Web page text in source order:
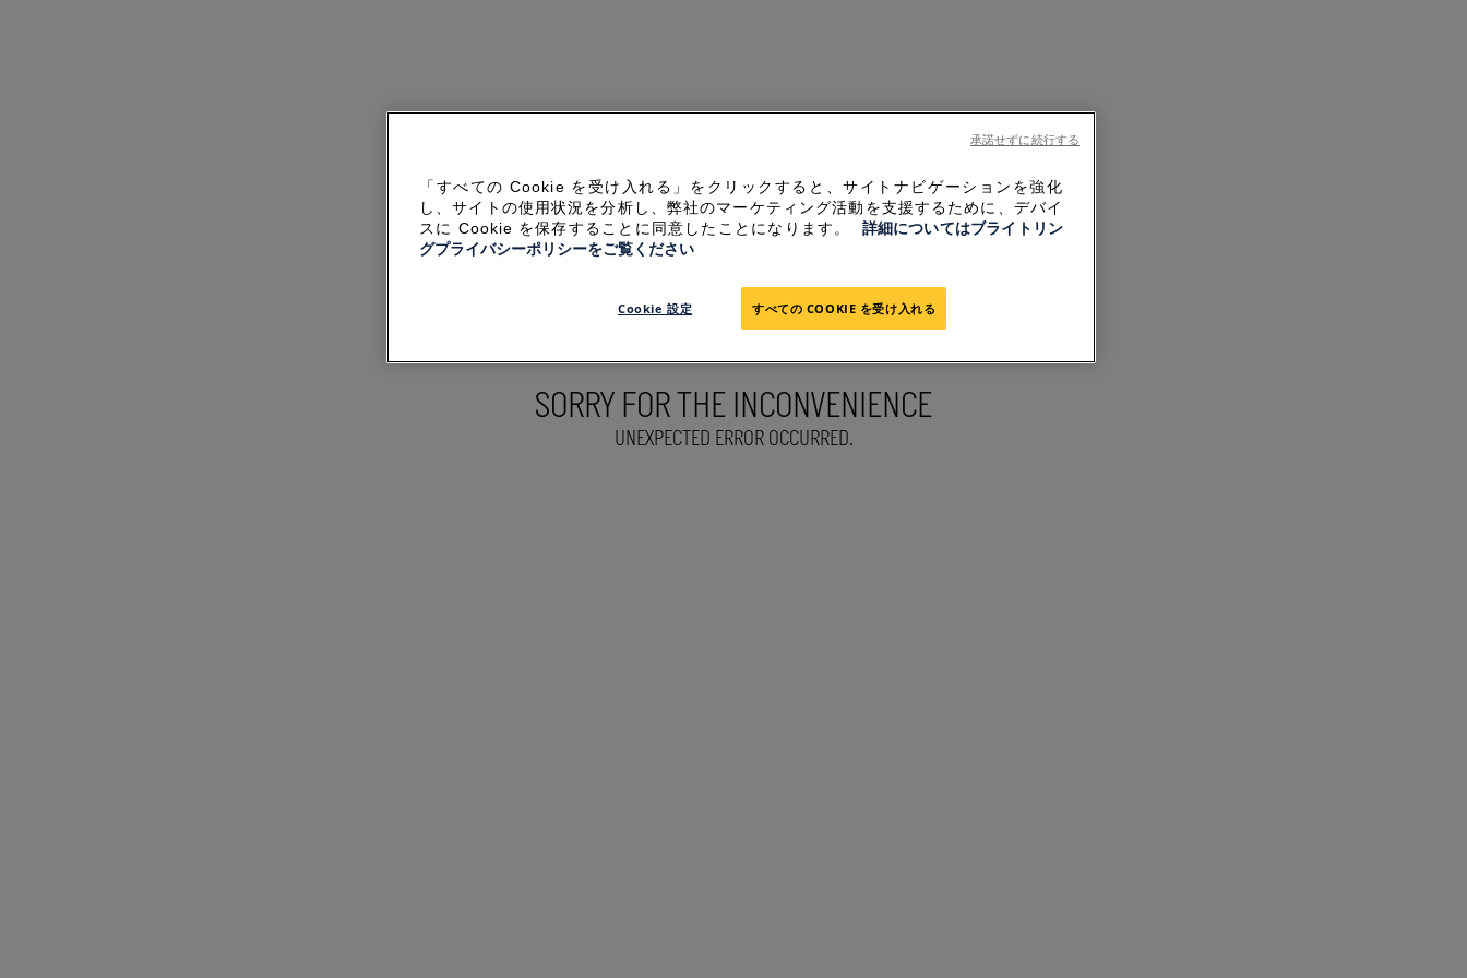
SORRY FOR THE INCONVENIENCE
UNEXPECTED ERROR OCCURRED.
「すべての Cookie を受け入れる」をクリックすると、サイトナビゲーションを強化
し、サイトの使用状況を分析し、弊社のマーケティング活動を支援するために、デバイ
スに Cookie を保存することに同意したことになります。
詳細についてはブライトリン
グプライバシーポリシーをご覧ください
Cookie 設定 すべての COOKIE を受け入れる
承諾せずに続行する